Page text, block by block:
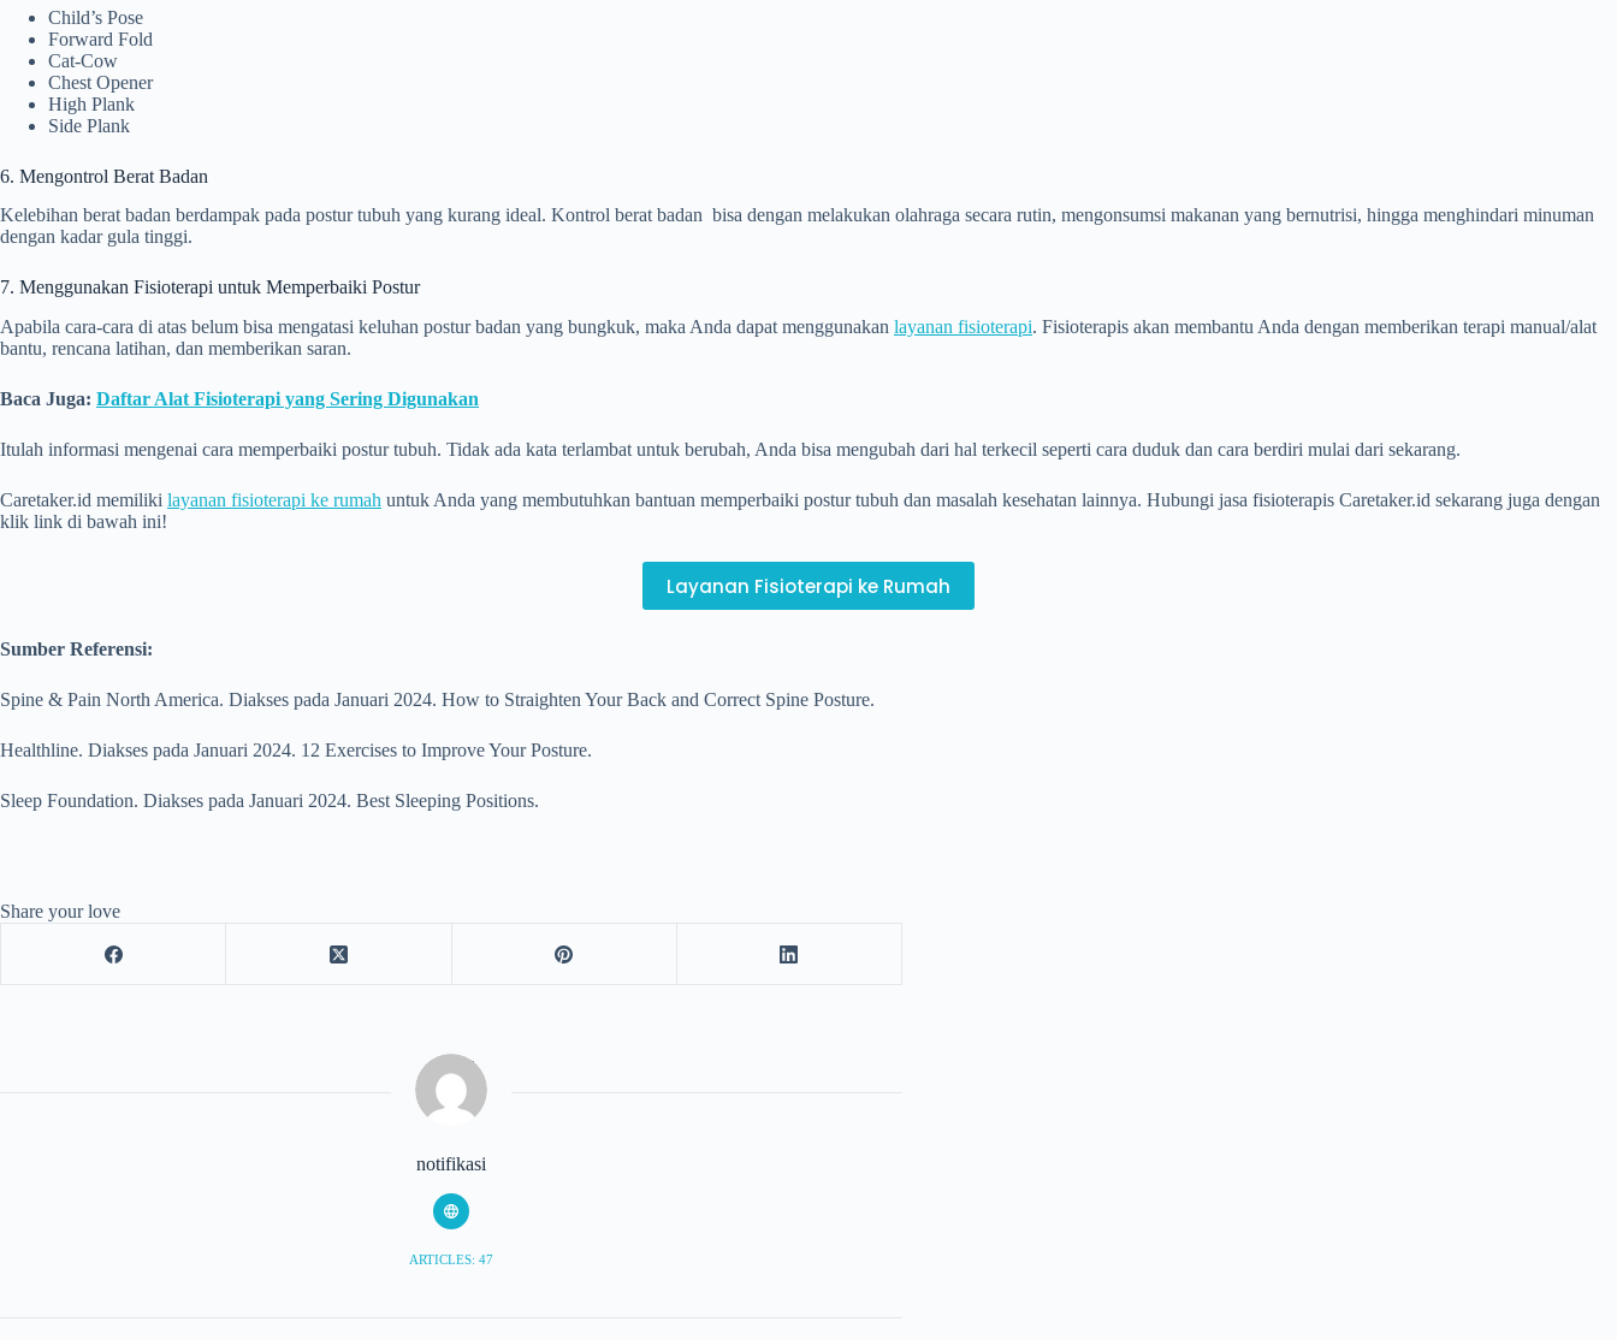
Child’s Pose
Forward Fold
Cat-Cow
Chest Opener
High Plank
Side Plank
6. Mengontrol Berat Badan
Kelebihan berat badan berdampak pada postur tubuh yang kurang ideal. Kontrol berat badan bisa dengan melakukan olahraga secara rutin, mengonsumsi makanan yang bernutrisi, hingga menghindari minuman
dengan kadar gula tinggi.
7. Menggunakan Fisioterapi untuk Memperbaiki Postur
Apabila cara-cara di atas belum bisa mengatasi keluhan postur badan yang bungkuk, maka Anda dapat menggunakan layanan fisioterapi. Fisioterapis akan membantu Anda dengan memberikan terapi manual/alat
bantu, rencana latihan, dan memberikan saran.
Baca Juga: Daftar Alat Fisioterapi yang Sering Digunakan
Itulah informasi mengenai cara memperbaiki postur tubuh. Tidak ada kata terlambat untuk berubah, Anda bisa mengubah dari hal terkecil seperti cara duduk dan cara berdiri mulai dari sekarang.
Caretaker.id memiliki layanan fisioterapi ke rumah untuk Anda yang membutuhkan bantuan memperbaiki postur tubuh dan masalah kesehatan lainnya. Hubungi jasa fisioterapis Caretaker.id sekarang juga dengan
klik link di bawah ini!
Layanan Fisioterapi ke Rumah
Sumber Referensi:
Spine & Pain North America. Diakses pada Januari 2024. How to Straighten Your Back and Correct Spine Posture.
Healthline. Diakses pada Januari 2024. 12 Exercises to Improve Your Posture.
Sleep Foundation. Diakses pada Januari 2024. Best Sleeping Positions.
Share your love
notifikasi
ARTICLES: 47